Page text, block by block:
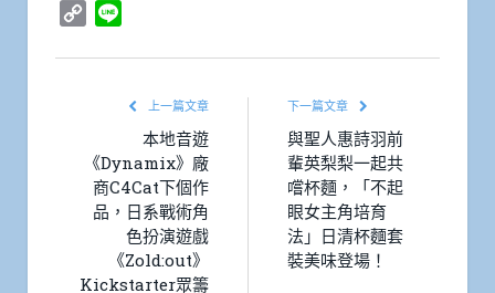
Copy
上一篇文章
本地音遊
《Dynamix》廠
商C4Cat下個作
品，日系戰術角
色扮演遊戲
《Zold:out》
Kickstarter眾籌
下一篇文章
與聖人惠詩羽前
輩英梨梨一起共
嚐杯麵，「不起
眼女主角培育
法」日清杯麵套
裝美味登場！